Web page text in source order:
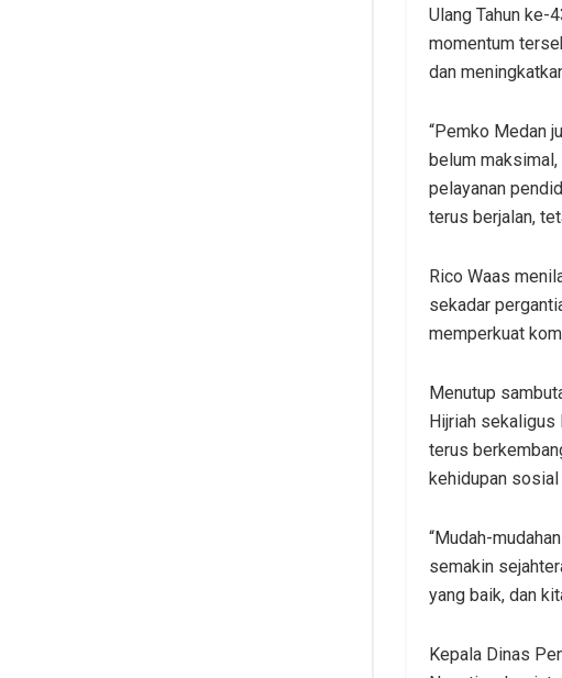
Ulang Tahun ke-
momentum
dan
“Pemko Medan
belum
pelayanan
terus berjalan,
Rico Waas
sekadar
memperkuat
Menutup
Hijriah sekaligus
terus
kehidupan
“Mudah-
semakin
yang baik, dan
Kepala Dinas